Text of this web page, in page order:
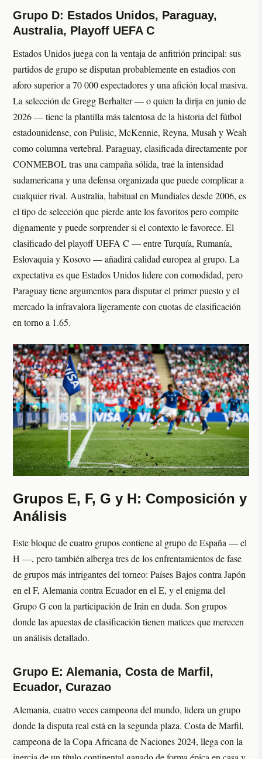
Grupo D: Estados Unidos, Paraguay,
Australia, Playoff UEFA C
Estados Unidos juega con la ventaja de anfitrión principal: sus
partidos de grupo se disputan probablemente en estadios con
aforo superior a 70 000 espectadores y una afición local masiva.
La selección de Gregg Berhalter — o quien la dirija en junio de
2026 — tiene la plantilla más talentosa de la historia del fútbol
estadounidense, con Pulisic, McKennie, Reyna, Musah y Weah
como columna vertebral. Paraguay, clasificada directamente por
CONMEBOL tras una campaña sólida, trae la intensidad
sudamericana y una defensa organizada que puede complicar a
cualquier rival. Australia, habitual en Mundiales desde 2006, es
el tipo de selección que pierde ante los favoritos pero compite
dignamente y puede sorprender si el contexto le favorece. El
clasificado del playoff UEFA C — entre Turquía, Rumanía,
Eslovaquia y Kosovo — añadirá calidad europea al grupo. La
expectativa es que Estados Unidos lidere con comodidad, pero
Paraguay tiene argumentos para disputar el primer puesto y el
mercado la infravalora ligeramente con cuotas de clasificación
en torno a 1.65.
Grupos E, F, G y H: Composición y
Análisis
Este bloque de cuatro grupos contiene al grupo de España — el
H —, pero también alberga tres de los enfrentamientos de fase
de grupos más intrigantes del torneo: Países Bajos contra Japón
en el F, Alemania contra Ecuador en el E, y el enigma del
Grupo G con la participación de Irán en duda. Son grupos
donde las apuestas de clasificación tienen matices que merecen
un análisis detallado.
Grupo E: Alemania, Costa de Marfil,
Ecuador, Curazao
Alemania, cuatro veces campeona del mundo, lidera un grupo
donde la disputa real está en la segunda plaza. Costa de Marfil,
campeona de la Copa Africana de Naciones 2024, llega con la